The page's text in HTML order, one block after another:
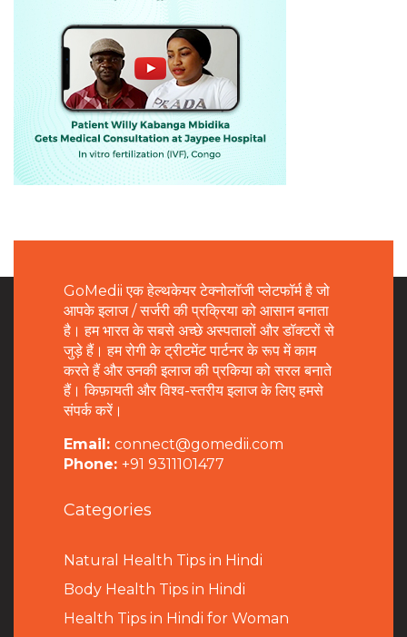
GoMedii एक हेल्थकेयर टेक्नोलॉजी प्लेटफॉर्म है जो
आपके इलाज / सर्जरी की प्रक्रिया को आसान बनाता
है। हम भारत के सबसे अच्छे अस्पतालों और डॉक्टरों से
जुड़े हैं। हम रोगी के ट्रीटमेंट पार्टनर के रूप में काम
करते हैं और उनकी इलाज की प्रकिया को सरल बनाते
हैं। किफ़ायती और विश्व-स्तरीय इलाज के लिए हमसे
संपर्क करें।
Email: connect@gomedii.com
Phone: +91 9311101477
Categories
Natural Health Tips in Hindi
Body Health Tips in Hindi
Health Tips in Hindi for Woman